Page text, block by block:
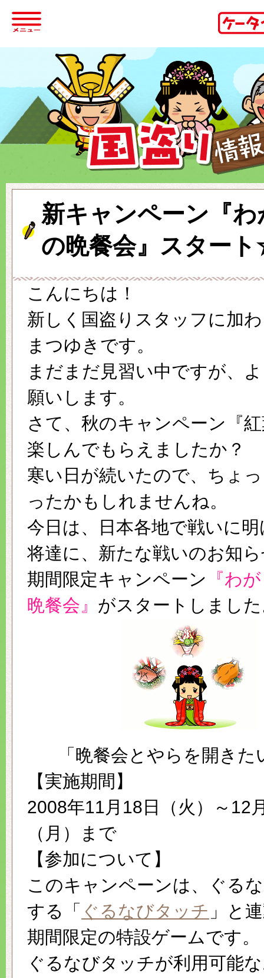
新キャンペーン『
の晩餐会』スター
こんにちは！
新しく国盗りスタッフに加
まつゆきです。
まだまだ見習い中ですが、
願いします。
さて、秋のキャンペーン『
楽しんでもらえましたか？
寒い日が続いたので、ちょ
ったかもしれませんね。
今日は、日本各地で戦いに
将達に、新たな戦いのお知
期間限定キャンペーン 『わ
晩餐会』 がスタートしまし
「晩餐会とやらを開きた
【実施期間】
2008年11月18日（火）～12
（月）まで
【参加について】
このキャンペーンは、ぐる
する「 ぐるなびタッチ 」と
期間限定の特設ゲームです。
ぐるなびタッチが利用可能